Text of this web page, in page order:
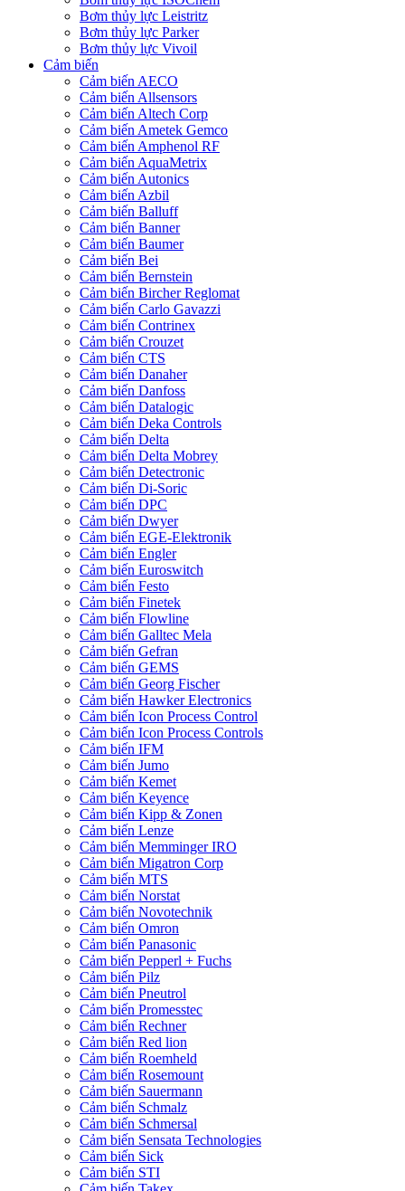
Bơm thủy lực Leistritz
Bơm thủy lực Parker
Bơm thủy lực Vivoil
Cảm biến
Cảm biến AECO
Cảm biến Allsensors
Cảm biến Altech Corp
Cảm biến Ametek Gemco
Cảm biến Amphenol RF
Cảm biến AquaMetrix
Cảm biến Autonics
Cảm biến Azbil
Cảm biến Balluff
Cảm biến Banner
Cảm biến Baumer
Cảm biến Bei
Cảm biến Bernstein
Cảm biến Bircher Reglomat
Cảm biến Carlo Gavazzi
Cảm biến Contrinex
Cảm biến Crouzet
Cảm biến CTS
Cảm biến Danaher
Cảm biến Danfoss
Cảm biến Datalogic
Cảm biến Deka Controls
Cảm biến Delta
Cảm biến Delta Mobrey
Cảm biến Detectronic
Cảm biến Di-Soric
Cảm biến DPC
Cảm biến Dwyer
Cảm biến EGE-Elektronik
Cảm biến Engler
Cảm biến Euroswitch
Cảm biến Festo
Cảm biến Finetek
Cảm biến Flowline
Cảm biến Galltec Mela
Cảm biến Gefran
Cảm biến GEMS
Cảm biến Georg Fischer
Cảm biến Hawker Electronics
Cảm biến Icon Process Control
Cảm biến Icon Process Controls
Cảm biến IFM
Cảm biến Jumo
Cảm biến Kemet
Cảm biến Keyence
Cảm biến Kipp & Zonen
Cảm biến Lenze
Cảm biến Memminger IRO
Cảm biến Migatron Corp
Cảm biến MTS
Cảm biến Norstat
Cảm biến Novotechnik
Cảm biến Omron
Cảm biến Panasonic
Cảm biến Pepperl + Fuchs
Cảm biến Pilz
Cảm biến Pneutrol
Cảm biến Promesstec
Cảm biến Rechner
Cảm biến Red lion
Cảm biến Roemheld
Cảm biến Rosemount
Cảm biến Sauermann
Cảm biến Schmalz
Cảm biến Schmersal
Cảm biến Sensata Technologies
Cảm biến Sick
Cảm biến STI